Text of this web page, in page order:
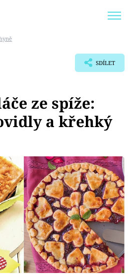
SDÍLET
ze spíže:
a křehký